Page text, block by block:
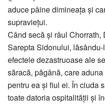
aduce pâine dimineața și
supraviețui.
Când secă și râul
Sarepta Sidonului,
efectele dezastruoase ale
săracă, păgână, care
pentru ea și fiul ei. În ciuda
toate datoria ospitalității și